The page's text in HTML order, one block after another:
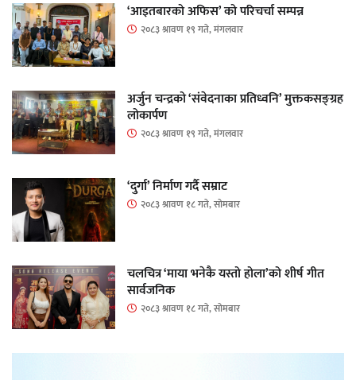
‘आइतबारको अफिस’ को परिचर्चा सम्पन्न
२०८३ श्रावण १९ गते, मंगलवार
अर्जुन चन्द्रको ‘संवेदनाका प्रतिध्वनि’ मुक्तकसङ्ग्रह
लोकार्पण
२०८३ श्रावण १९ गते, मंगलवार
‘दुर्गा’ निर्माण गर्दै सम्राट
२०८३ श्रावण १८ गते, सोमबार
चलचित्र ‘माया भनेकै यस्तो होला’को शीर्ष गीत
सार्वजनिक
२०८३ श्रावण १८ गते, सोमबार